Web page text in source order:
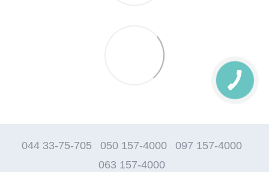
044 33-75-705 050 157-4000
097 157-4000
063 157-4000